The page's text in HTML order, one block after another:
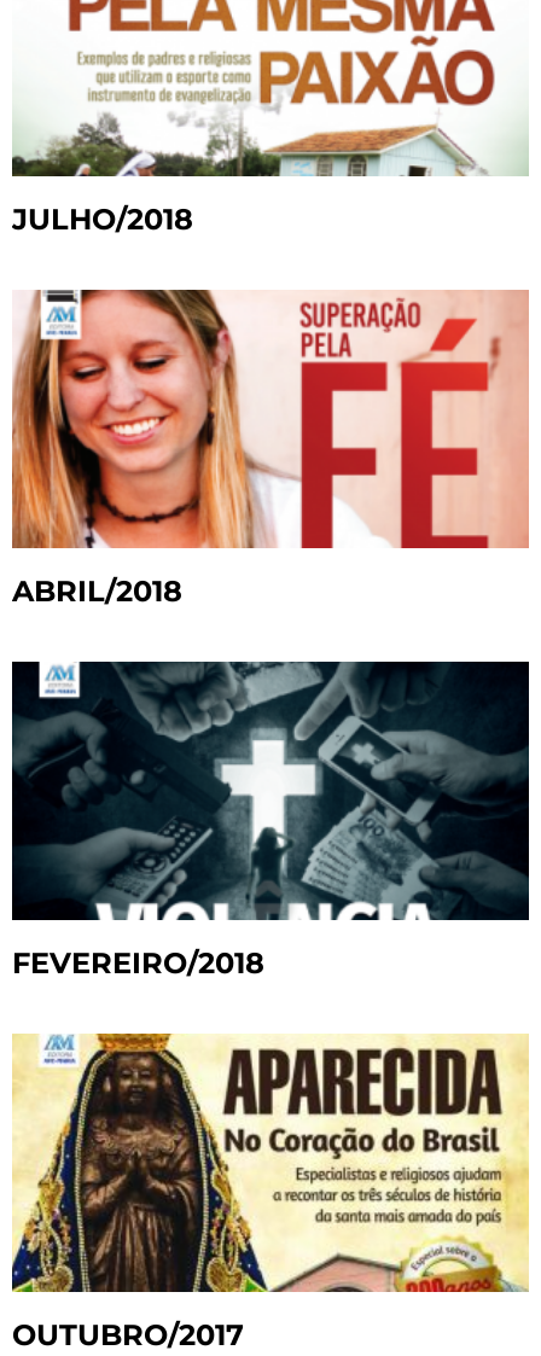
JULHO/2018
ABRIL/2018
FEVEREIRO/2018
OUTUBRO/2017